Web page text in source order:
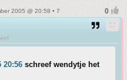
2005 @ 20:58 • 7
20:56 schreef wendytje het